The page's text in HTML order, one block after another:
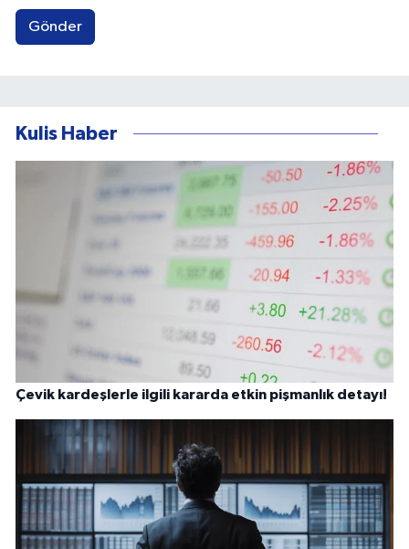
Gönder
Kulis Haber
Çevik kardeşlerle ilgili kararda etkin pişmanlık detayı!